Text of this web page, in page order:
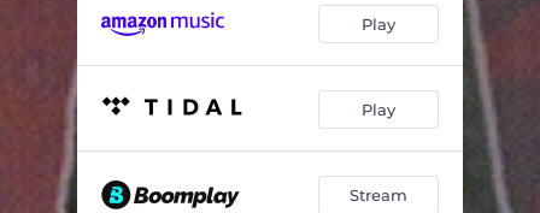
Ojczyzna 03:45
Rzeź Wołyńska cz.1 04:08
Rzeź Wołyńska cz.2 05:00
Play
Play
Stream